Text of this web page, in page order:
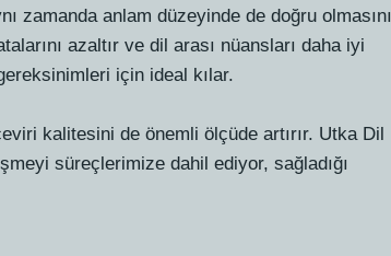
zamanda anlam düzeyinde de doğru olmasını
azaltır ve dil arası nüansları daha iyi
için ideal kılar.
kalitesini de önemli ölçüde artırır. Utka Dil
süreçlerimize dahil ediyor, sağladığı